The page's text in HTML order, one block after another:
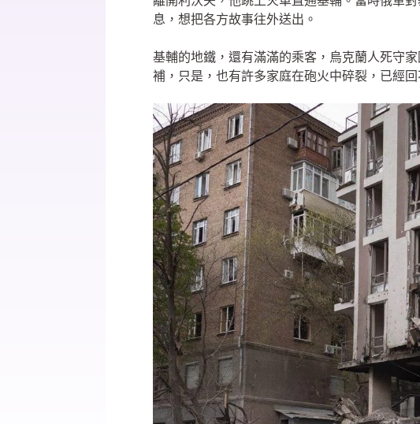
息，想把各方故事往外送出。
基輔的地鐵，還有滿滿的乘客，烏克蘭人死守
補，只是，也有許多家庭在砲火中碎裂，已經回